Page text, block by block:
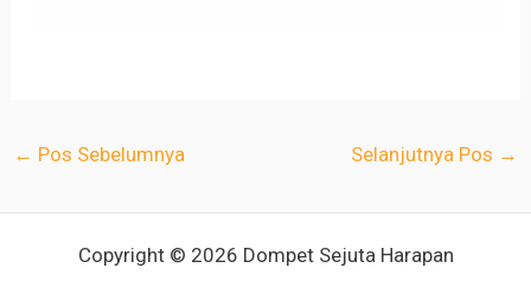
← Pos Sebelumnya Selanjutnya Pos →
Copyright © 2026 Dompet Sejuta Harapan